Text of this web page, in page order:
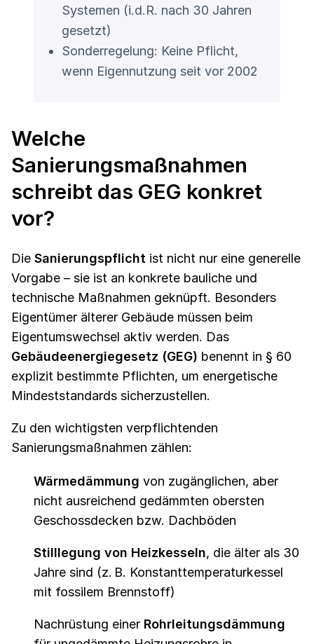
Systemen (i.d.R. nach 30 Jahren
gesetzt)
Sonderregelung: Keine Pflicht,
wenn Eigennutzung seit vor 2002
Welche
Sanierungsmaßnahmen
schreibt das GEG konkret
vor?
Die Sanierungspflicht ist nicht nur eine generelle
Vorgabe – sie ist an konkrete bauliche und
technische Maßnahmen geknüpft. Besonders
Eigentümer älterer Gebäude müssen beim
Eigentumswechsel aktiv werden. Das
Gebäudeenergiegesetz (GEG) benennt in § 60
explizit bestimmte Pflichten, um energetische
Mindeststandards sicherzustellen.
Zu den wichtigsten verpflichtenden
Sanierungsmaßnahmen zählen:
Wärmedämmung von zugänglichen, aber
nicht ausreichend gedämmten obersten
Geschossdecken bzw. Dachböden
Stilllegung von Heizkesseln, die älter als 30
Jahre sind (z. B. Konstanttemperaturkessel
mit fossilem Brennstoff)
Nachrüstung einer Rohrleitungsdämmung